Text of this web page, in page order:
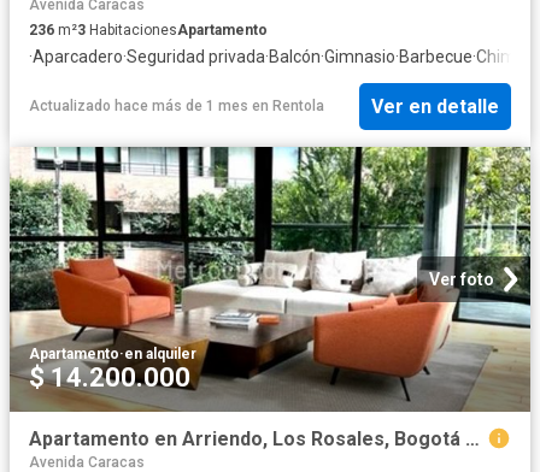
Avenida Caracas
236 m²3 HabitacionesApartamento
·Aparcadero·Seguridad privada·Balcón·Gimnasio·Barbecue·
Actualizado hace más de 1 mes en Rentola Ver en detalle
Ver foto
Apartamento·en alquiler
$ 14.200.000
Apartamento en Arriendo, Los Rosales, Bogotá D.C
Avenida Caracas